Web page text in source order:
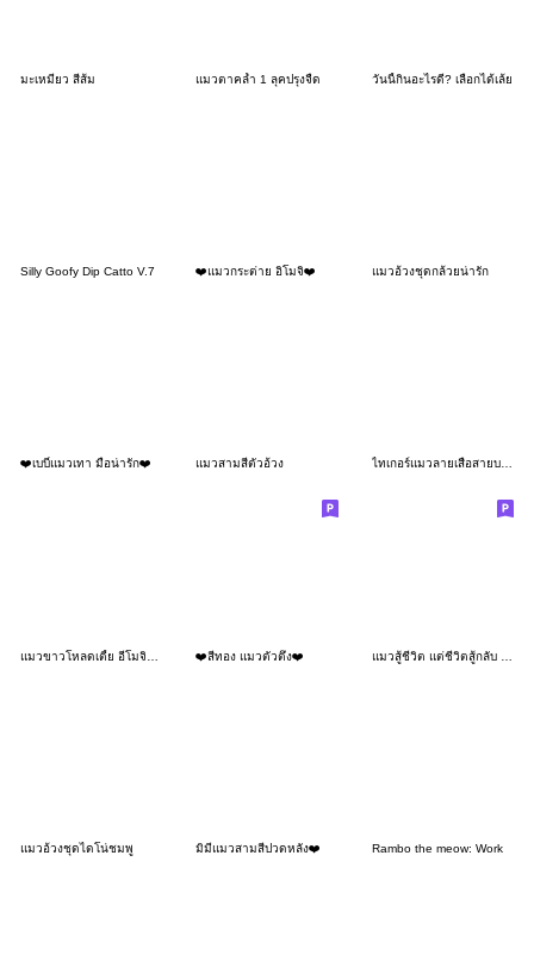
มะเหมียว สีส้ม แมวตาคล้ำ 1 ลุคปรุงจืด วันนี้กินอะไรดี? เลือกได้เล้ย
Silly Goofy Dip Catto V.7 ❤️แมวกระต่าย อิโมจิ❤️ แมวอ้วงชุดกล้วยน่ารัก
❤️เบบี๋แมวเทา มือน่ารัก❤️ แมวสามสีตัวอ้วง ไทเกอร์แมวลายเสือสายบอส❤️
❤️สีทอง แมวตัวตึง❤️
แมวอ้วงชุดไดโน่ชมพู มิมี่แมวสามสีปวดหลัง❤️ Rambo the meow: Work